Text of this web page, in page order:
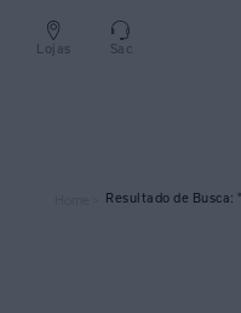
Lojas Sac